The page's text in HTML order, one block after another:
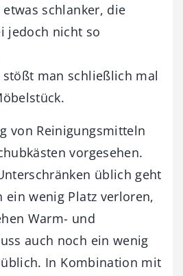
schlanker, die
jedoch nicht so
man schließlich mal
von Reinigungsmitteln
vorgesehen.
üblich geht
ein wenig Platz verloren,
Warm- und
auch noch ein wenig
In Kombination mit